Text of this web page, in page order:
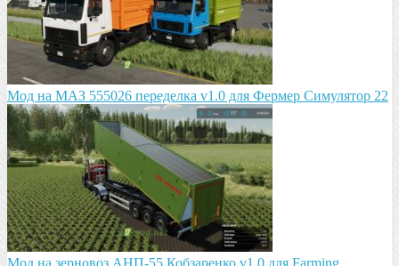
Мод на МАЗ 555026 пeрeдeлка v1.0 для Фермер Симулятор 22
Мод на зeрновоз АНП-55 Кобзарeнко v1.0 для Farming